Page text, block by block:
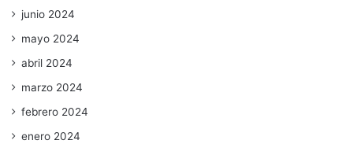
junio 2024
mayo 2024
abril 2024
marzo 2024
febrero 2024
enero 2024